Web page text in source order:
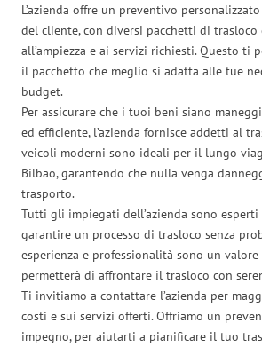
L’azienda offre un preventivo
del cliente, con diversi pacchetti di
all’ampiezza e ai servizi richiesti. Questo ti
il pacchetto che meglio si adatta alle tue
budget.
Per assicurare che i tuoi beni siano
ed efficiente, l’azienda fornisce addetti al
veicoli moderni sono ideali per il lungo
Bilbao, garantendo che nulla venga
trasporto.
Tutti gli impiegati dell’azienda sono
garantire un processo di trasloco senza
esperienza e professionalità sono un
permetterà di affrontare il trasloco con
Ti invitiamo a contattare l’azienda per
costi e sui servizi offerti. Offriamo un
impegno, per aiutarti a pianificare il tuo